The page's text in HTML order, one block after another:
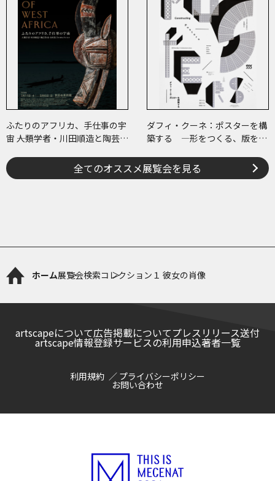
ふたりのアフリカ、手仕事の宇
宙 ――人類学者・川田順造と陶芸作
ダフィ・クーネ：ポスターを構
築する ―形をつくる、版をつ
全てのオススメ展覧会を見る
ホーム展覧会検索コレクション１ 彼女の肖像
artscapeについて広告掲載についてプレスリリース送付
artscape情報登録サービスの利用申込著者一覧
利用規約 プライバシーポリシー
お問い合わせ